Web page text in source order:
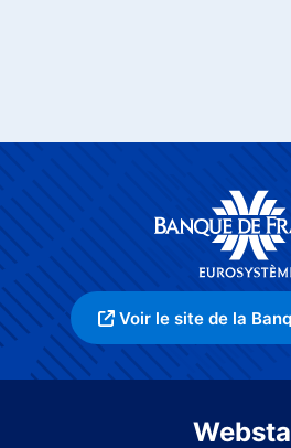
Voir le site de la